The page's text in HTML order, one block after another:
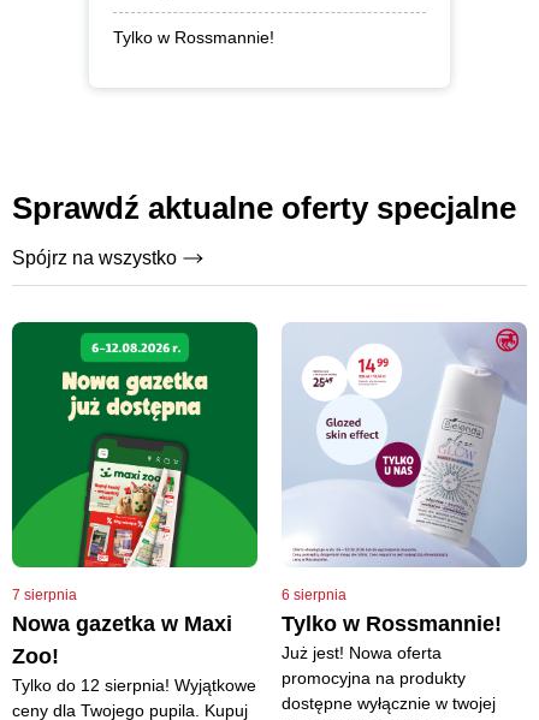
Tylko w Rossmannie!
Sprawdź aktualne oferty specjalne
Spójrz na wszystko
7 sierpnia
Nowa gazetka w Maxi
Zoo!
Tylko do 12 sierpnia! Wyjątkowe
ceny dla Twojego pupila. Kupuj
6 sierpnia
Tylko w Rossmannie!
Już jest! Nowa oferta
promocyjna na produkty
dostępne wyłącznie w twojej